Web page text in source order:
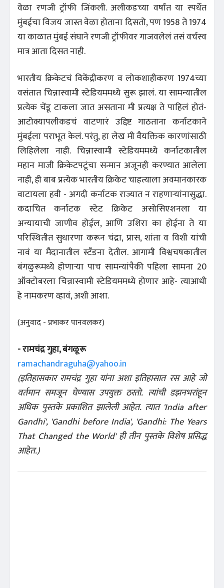
वेळा रणजी ट्रॉफी जिंकली. अलीकडच्या वर्षांत या स्पर्धेत
मुंबईचा विजय जास्त वेळा होताना दिसतो, पण 1958 ते 1974
या काळात मुंबई संघाने रणजी ट्रॉफीवर गाजवलेलं तसं वर्चस्व
मात्र आता दिसत नाही.
भारतीय क्रिकेटचं विकेंद्रीकरण व लोकशाहीकरण 1974च्या
वसंतात चिन्नास्वामी स्टेडियममध्ये सुरू झालं. या सामन्यातील
प्रत्येक चेंडू टाकला जात असताना मी प्रत्यक्ष ते पाहिलं होतं-
आटोक्यापलीकडचं वाटणारं उद्दिष्ट गाठताना कर्नाटकाने
मुंबईला पराभूत केलं. परंतु, हा लेख मी वैयक्तिक कारणांसाठी
लिहिलेला नाही. चिन्नास्वामी स्टेडियममध्ये कर्नाटकातील
महान माजी क्रिकेटपटूंचा सन्मान अजूनही करण्यात आलेला
नाही, ही बाब प्रत्येक भारतीय क्रिकेट चाहत्याला अवमानकारक
वाटायला हवी - अगदी कर्नाटक राज्यात न राहणाऱ्यांनासुद्धा.
कदाचित कर्नाटक स्टेट क्रिकेट असोसिएशनला या
अन्यायाची जाणीव होईल, आणि उशिरा का होईना ते या
परिस्थितीत सुधारणा करून चंद्रा, प्रास, शांता व विशी यांची
नावं या मैदानातील स्टँडना देतील. आगामी विश्वचषकातील
बंगळुरूमध्ये होणाऱ्या पाच सामन्यांपैकी पहिला सामना 20
ऑक्टोबरला चिन्नास्वामी स्टेडियममध्ये होणार आहे- त्याआधी
हे नामकरण व्हावं, अशी आशा.
(अनुवाद - प्रभाकर पानवलकर)
- रामचंद्र गुहा, बंगळूरू
ramachandraguha@yahoo.in
(इतिहासकार रामचंद्र गुहा यांना अशा इतिहासात रस आहे जो
वर्तमान समजून घेण्यास उपयुक्त ठरतो. त्यांची डझनभरांहून
अधिक पुस्तके प्रकाशित झालेली आहेत. त्यात 'India after
Gandhi', 'Gandhi before India', 'Gandhi: The Years
That Changed the World' ही तीन पुस्तके विशेष प्रसिद्ध
आहेत.)